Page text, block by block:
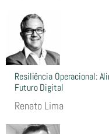
Resiliência Operacional:
Futuro Digital
Renato Lima